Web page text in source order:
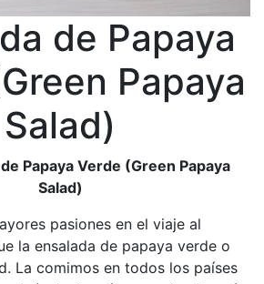
de Papaya
Papaya
Salad)
Papaya Verde (Green Papaya
Salad)
pasiones en el viaje al
la ensalada de papaya verde o
La comimos en todos los países